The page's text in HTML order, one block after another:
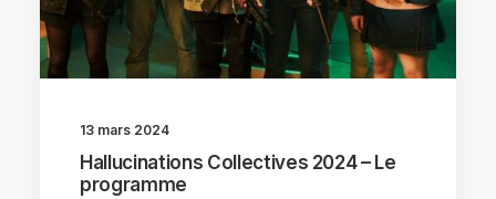
13 mars 2024
Hallucinations Collectives 2024 – Le
programme